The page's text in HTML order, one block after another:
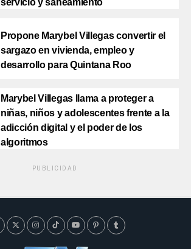
Propone Marybel Villegas convertir el
sargazo en vivienda, empleo y
desarrollo para Quintana Roo
Marybel Villegas llama a proteger a
niñas, niños y adolescentes frente a la
adicción digital y el poder de los
algoritmos
PUBLICIDAD